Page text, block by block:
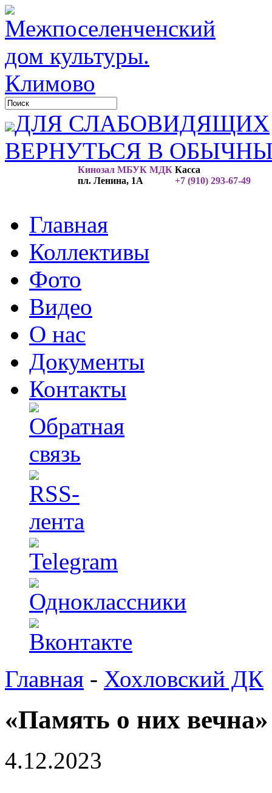
ДЛЯ СЛАБОВИДЯЩИХ
ВЕРНУТЬСЯ В
Кинозал МБУК МДК
пл. Ленина, 1А
Касса
+7 (910) 293-67-49
Главная
Коллективы
Фото
Видео
О нас
Документы
Контакты
Главная - Хохловский ДК
«Память о них вечна»
4.12.2023